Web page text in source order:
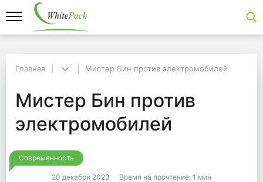
Мистер Бин против
Главная Мистер Бин против электромобилей
Мистер Бин против
электромобилей
Современность
20 декабря 2023 Время на прочтение: 1 мин